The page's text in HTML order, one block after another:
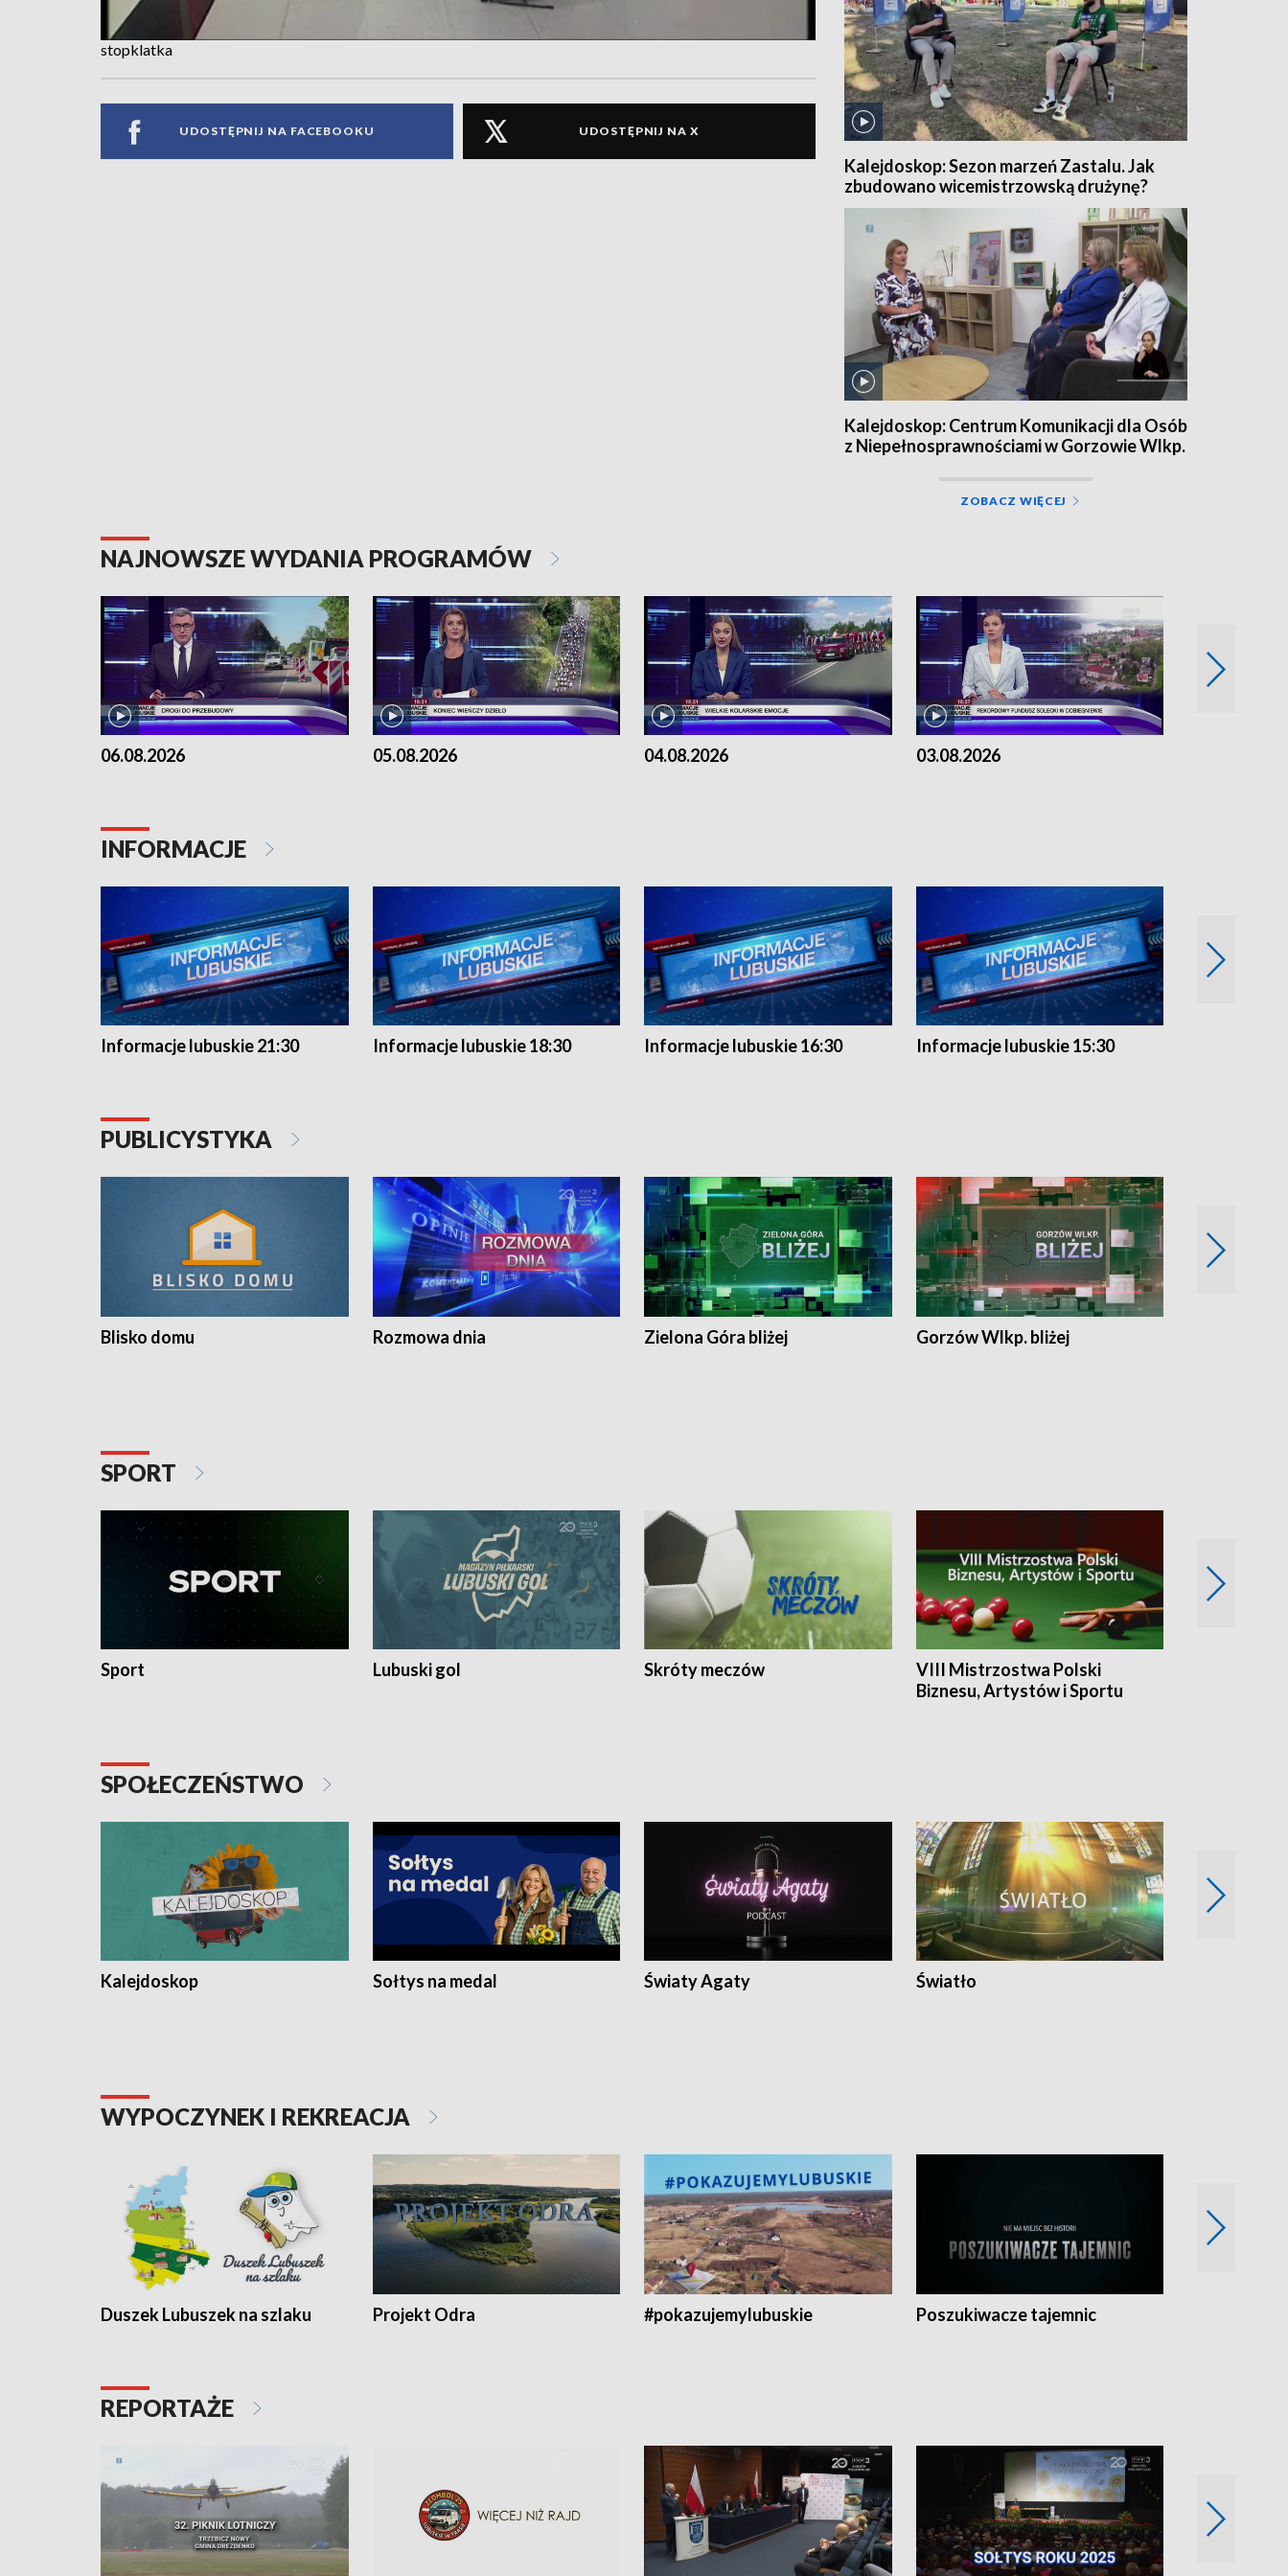
stopklatka
UDOSTĘPNIJ NA FACEBOOKU UDOSTĘPNIJ NA X
Kalejdoskop: Sezon marzeń Zastalu. Jak
zbudowano wicemistrzowską drużynę?
Kalejdoskop: Centrum Komunikacji dla Osób
z Niepełnosprawnościami w Gorzowie Wlkp.
ZOBACZ WIĘCEJ
NAJNOWSZE WYDANIA PROGRAMÓW
06.08.2026 05.08.2026 04.08.2026 03.08.2026
INFORMACJE
Informacje lubuskie 21:30 Informacje lubuskie 18:30 Informacje lubuskie 16:30 Informacje lubuskie 15:30
PUBLICYSTYKA
Blisko domu Rozmowa dnia Zielona Góra bliżej Gorzów Wlkp. bliżej
SPORT
Sport Lubuski gol Skróty meczów
VIII Mistrzostwa Polski
Biznesu, Artystów i Sportu
SPOŁECZEŃSTWO
Kalejdoskop Sołtys na medal Światy Agaty Światło
WYPOCZYNEK I REKREACJA
Duszek Lubuszek na szlaku Projekt Odra #pokazujemylubuskie Poszukiwacze tajemnic
REPORTAŻE